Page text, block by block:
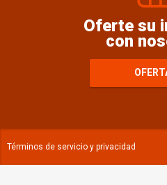
Oferte su
con
Términos de servicio y privacidad